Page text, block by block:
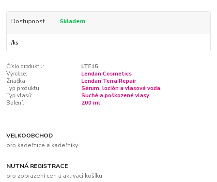
Dostupnost Skladem
/ks
Číslo produktu:
LTE15
Výrobce:
Lendan Cosmetics
Značka:
Lendan Terra Repair
Typ produktu:
Sérum, loción a vlasová voda
Typ vlasů:
Suché a poškozené vlasy
Balení:
200 ml
VELKOOBCHOD
pro kadeřnice a kadeřníky
NUTNÁ REGISTRACE
pro zobrazení cen a aktivaci košíku